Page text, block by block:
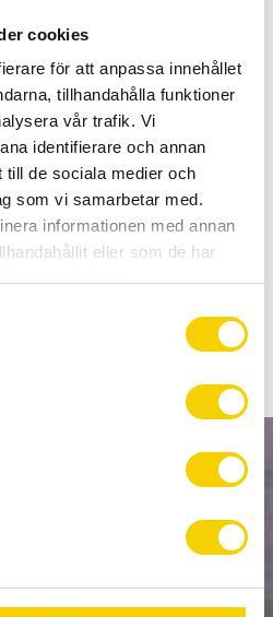
cookies
för att anpassa innehållet
tillhandahålla funktioner
vår trafik. Vi
identifierare och annan
till de sociala medier och
som vi samarbetar med.
informationen med annan
eller som de har
KÖP
Center
1 st i lager